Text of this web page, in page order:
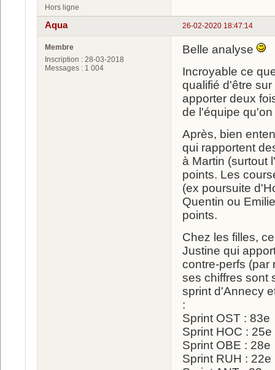
Hors ligne
26-02-2020 18:47:14
Aqua
Membre
Inscription : 28-03-2018
Messages : 1 004
Belle analyse
Incroyable ce
qualifié d'être
apporter deux
de l'équipe
Après, bien
qui rapportent
à Martin (surtout
points. Les
(ex poursuite
Quentin ou
points.
Chez les filles,
Justine qui
contre-perfs (par
ses chiffres sont
sprint d'Annecy
:
Sprint OST : 83e
Sprint HOC : 25e
Sprint OBE : 28e
Sprint RUH : 22e